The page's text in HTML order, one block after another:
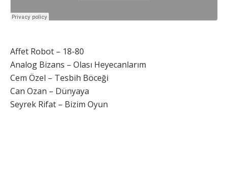
Affet Robot – 18-80
Analog Bizans – Olası Heyecanlarım
Cem Özel – Tesbih Böceği
Can Ozan – Dünyaya
Seyrek Rifat – Bizim Oyun